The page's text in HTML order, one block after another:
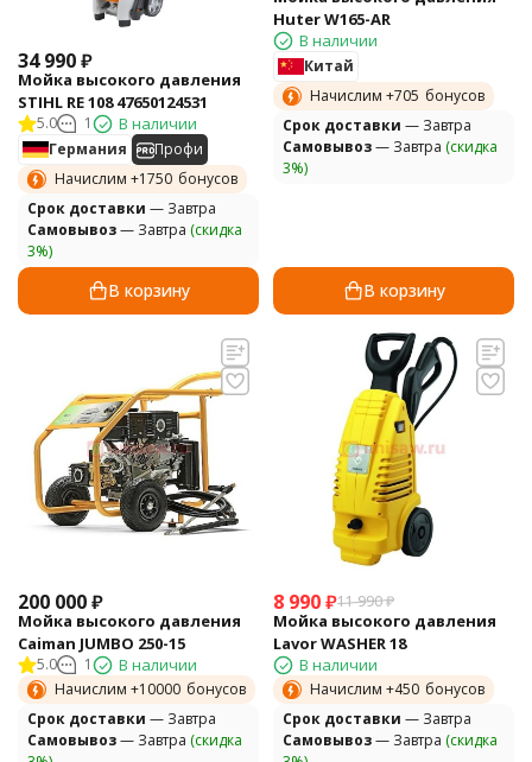
34 990₽
Мойка высокого давления
STIHL RE 108 47650124531
5.0 1 В наличии
Германия
Профи
Начислим +1750 бонусов
Cрок доставки — Завтра
Самовывоз— Завтра (скидка
3%)
В корзину
Huter W165-AR
В наличии
Китай
Начислим +705 бонусов
Cрок доставки — Завтра
Самовывоз— Завтра (скидка
3%)
В корзину
200 000₽
Мойка высокого давления
Сaiman JUMBO 250-15
5.0 1 В наличии
Начислим +10000 бонусов
Cрок доставки — Завтра
Самовывоз— Завтра (скидка
8 990₽11 990₽
Мойка высокого давления
Lavor WASHER 18
В наличии
Начислим +450 бонусов
Cрок доставки — Завтра
Самовывоз— Завтра (скидка